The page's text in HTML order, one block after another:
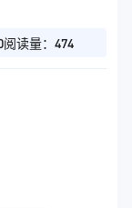
阅读量：474